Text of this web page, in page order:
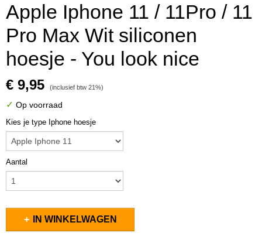
Apple Iphone 11 / 11Pro / 11
Pro Max Wit siliconen
hoesje - You look nice
€ 9,95 (inclusief btw 21%)
✓ Op voorraad
Kies je type Iphone hoesje
Aantal
IN WINKELWAGEN